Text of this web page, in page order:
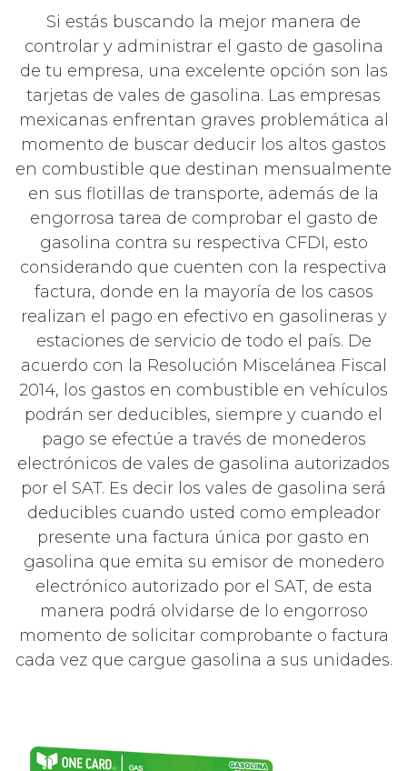
Si estás buscando la mejor manera de
controlar y administrar el gasto de gasolina
de tu empresa, una excelente opción son las
tarjetas de vales de gasolina. Las empresas
mexicanas enfrentan graves problemática al
momento de buscar deducir los altos gastos
en combustible que destinan mensualmente
en sus flotillas de transporte, además de la
engorrosa tarea de comprobar el gasto de
gasolina contra su respectiva CFDI, esto
considerando que cuenten con la respectiva
factura, donde en la mayoría de los casos
realizan el pago en efectivo en gasolineras y
estaciones de servicio de todo el país. De
acuerdo con la Resolución Miscelánea Fiscal
2014, los gastos en combustible en vehículos
podrán ser deducibles, siempre y cuando el
pago se efectúe a través de monederos
electrónicos de vales de gasolina autorizados
por el SAT. Es decir los vales de gasolina será
deducibles cuando usted como empleador
presente una factura única por gasto en
gasolina que emita su emisor de monedero
electrónico autorizado por el SAT, de esta
manera podrá olvidarse de lo engorroso
momento de solicitar comprobante o factura
cada vez que cargue gasolina a sus unidades.